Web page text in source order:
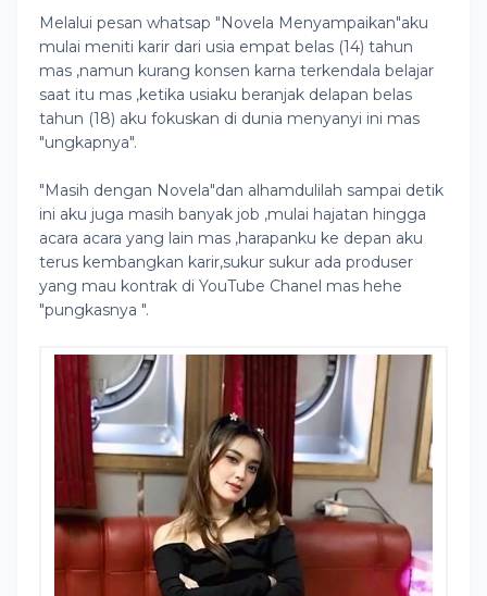
Melalui pesan whatsap "Novela Menyampaikan"aku
mulai meniti karir dari usia empat belas (14) tahun
mas ,namun kurang konsen karna terkendala belajar
saat itu mas ,ketika usiaku beranjak delapan belas
tahun (18) aku fokuskan di dunia menyanyi ini mas
"ungkapnya".
"Masih dengan Novela"dan alhamdulilah sampai detik
ini aku juga masih banyak job ,mulai hajatan hingga
acara acara yang lain mas ,harapanku ke depan aku
terus kembangkan karir,sukur sukur ada produser
yang mau kontrak di YouTube Chanel mas hehe
"pungkasnya ".